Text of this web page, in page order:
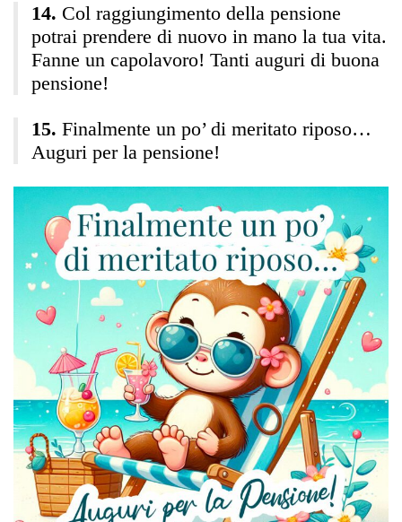
Col raggiungimento della pensione
potrai prendere di nuovo in mano la tua vita.
Fanne un capolavoro! Tanti auguri di buona
pensione!
Finalmente un po’ di meritato riposo…
Auguri per la pensione!